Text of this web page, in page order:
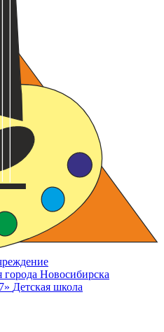
города Новосибирска
Детская школа